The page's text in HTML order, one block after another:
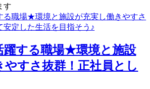
す
躍する職場★環境と施設
やすさ抜群！正社員とし